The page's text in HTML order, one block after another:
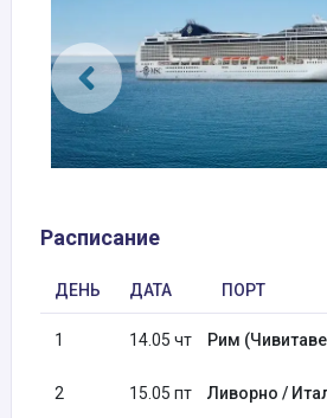
Расписание
ДЕНЬ ДАТА ПОРТ
1 14.05 чт Рим
2 15.05 пт Ливорно /